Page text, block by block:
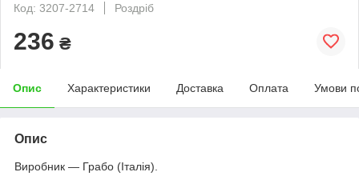
Код: 3207-2714
Роздріб
236 ₴
Опис Характеристики Доставка Оплата Умови
Опис
Виробник — Грабо (Італія).